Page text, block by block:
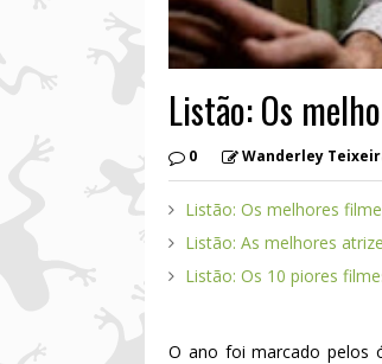
Listão: Os
0 Wanderley
Listão: Os melhores
Listão: As melhores
Listão: Os 10 piores
O ano foi marcado pelos